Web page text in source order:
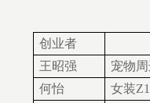
创业者
王昭强
宠物
何怡
女装